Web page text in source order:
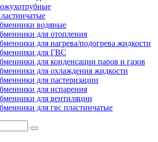
водяные
для отопления
для нагрева/подогрева жидкости
для ГВС
для конденсации паров и газов
для охлаждения жидкости
для пастеризации
для испарения
для вентиляции
для гвс пластинчатые